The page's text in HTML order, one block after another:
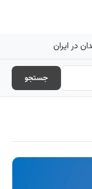
در ایران
جستجو